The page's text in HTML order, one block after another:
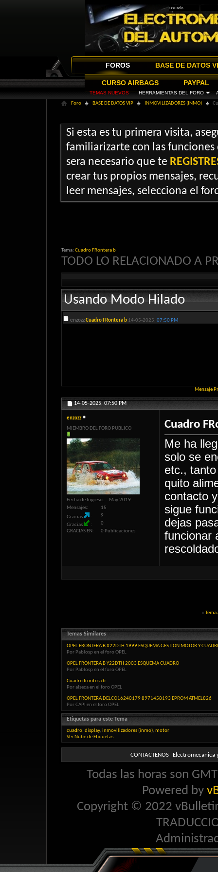
FOROS
TEMAS NUEVOS HERRAMIENTAS DEL FORO
BASE DE DATOS
CURSO AIRBAGS PAYPAL
Foro BASE DE DATOS VIP INMOVILIZADORES (INMO)
Si esta es tu primera visita,
familiarizarte con las funciones
sera necesario que te
crear tus propios mensajes,
leer mensajes, selecciona el
Tema: Cuadro FRontera b
TODO LO RELACIONADO A
Usando Modo Hilado
enzozzCuadro FRontera b 14-05-2025, 07:50 PM
Mensaje
14-05-2025, 07:50 PM
enzozz
MIEMBRO DEL FORO PUBLICO
Fecha de Ingreso
May 2019
Mensajes
15
Gracias
9
Gracias
0
GRACIAS EN
0 Publicaciones
Cuadro
Me ha
solo se
etc.,
quito
contacto
sigue
dejas
funcionar
«
Temas Similares
OPEL FRONTERA B X22DTH 1999 ESQUEMA GESTION MOTOR Y
Por Pablosp en el foro OPEL
OPEL FRONTERA B Y22DTH 2003 ESQUEMA CUADRO
Por Pablosp en el foro OPEL
Cuadro frontera b
Por alseca en el foro OPEL
OPEL FRONTERA DELCO16240179 8971458193 EPROM ATMEL826
Por CAPI en el foro OPEL
Etiquetas para este Tema
cuadro, display, inmovilizadores (inmo), motor
Ver Nube de Etiquetas
CONTACTENOS Electromecanica
Todas las horas son
Powered by
Copyright © 2022